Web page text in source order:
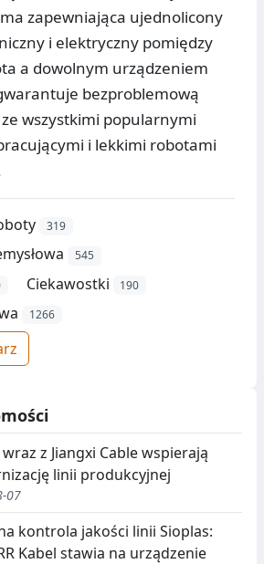
zapewniająca ujednolicony
i elektryczny pomiędzy
a dowolnym urządzeniem
bezproblemową
wszystkimi popularnymi
i lekkimi robotami
319
545
Ciekawostki 190
1266
z Jiangxi Cable wspierają
linii produkcyjnej
07
kontrola jakości linii Sioplas:
Kabel stawia na urządzenie